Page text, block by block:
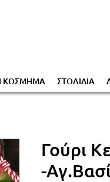
γουριών,
ΚΟΣΜΗΜΑ ΣΤΟΛΙΔΙΑ
Γούρι
-